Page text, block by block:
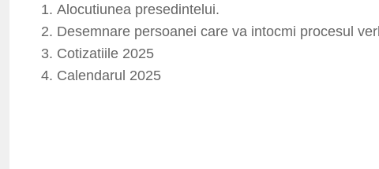
Alocutiunea presedintelui.
Desemnare persoanei care va intocmi procesul
Cotizatiile 2025
Calendarul 2025